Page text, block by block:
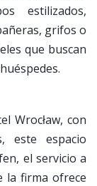
estilizados,
grifos o
que buscan
Wrocław, con
este espacio
el servicio a
la firma ofrece